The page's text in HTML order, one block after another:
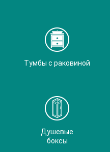
Тумбы с раковиной
Душевые
боксы